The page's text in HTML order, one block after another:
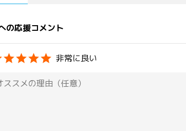
の応援コメント
非常に良い